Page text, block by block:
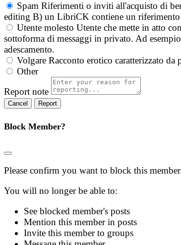
Spam Riferimenti o inviti all'acquisto di
editing B) un LibriCK contiene un
Utente molesto Utente che mette in atto
sottoforma di messaggi in privato. Ad
adescamento.
Volgare Racconto erotico caratterizzato
Other
Report note
Report
Block Member?
Please confirm you want to block this
You will no longer be able to:
See blocked member's posts
Mention this member in posts
Invite this member to groups